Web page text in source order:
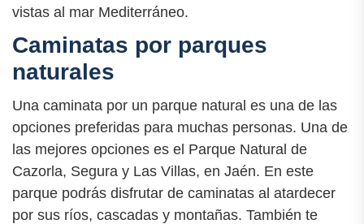
vistas al mar Mediterráneo.
Caminatas por parques
naturales
Una caminata por un parque natural es una de las
opciones preferidas para muchas personas. Una de
las mejores opciones es el Parque Natural de
Cazorla, Segura y Las Villas, en Jaén. En este
parque podrás disfrutar de caminatas al atardecer
por sus ríos, cascadas y montañas. También te